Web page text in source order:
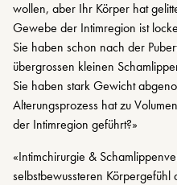
wollen, aber Ihr Körper hat
Gewebe der Intimregion ist
Sie haben schon nach der
übergrossen kleinen
Sie haben stark Gewicht
Alterungsprozess hat zu
der Intimregion geführt?»
«Intimchirurgie &
selbstbewussteren Körpergefühl